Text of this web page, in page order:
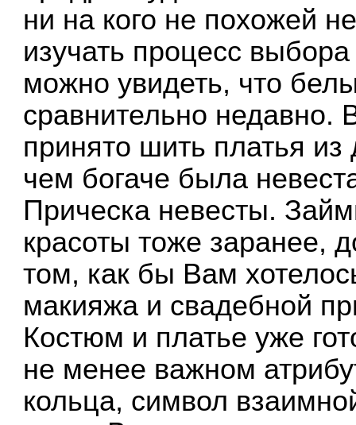
ни на кого не похожей
изучать процесс
можно увидеть, что
сравнительно
принято шить платья из
чем богаче была
Прическа невесты.
красоты тоже заранее,
том, как бы Вам
макияжа и свадебной
Костюм и платье уже
не менее важном
кольца, символ